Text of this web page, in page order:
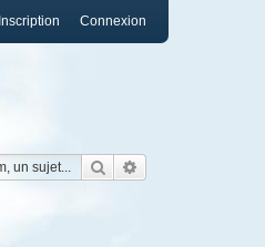
Connexion
Inscription
Rechercher